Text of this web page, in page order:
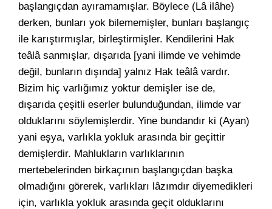
başlangıçdan ayıramamışlar. Böylece (Lâ ilâhe)
derken, bunları yok bilememişler, bunları başlangıç
ile karıştırmışlar, birleştirmişler. Kendilerini Hak
teâlâ sanmışlar, dışarıda [yani ilimde ve vehimde
değil, bunların dışında] yalnız Hak teâlâ vardır.
Bizim hiç varlığımız yoktur demişler ise de,
dışarıda çeşitli eserler bulunduğundan, ilimde var
olduklarını söylemişlerdir. Yine bundandır ki (Ayan)
yani eşya, varlıkla yokluk arasında bir geçittir
demişlerdir. Mahlukların varlıklarının
mertebelerinden birkaçının başlangıçdan başka
olmadığını görerek, varlıkları lâzımdır diyemedikleri
için, varlıkla yokluk arasında geçit olduklarını